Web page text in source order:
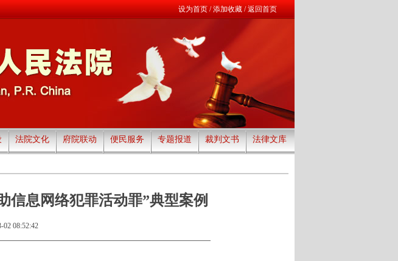
设为首页/添加收藏/返回首页
法院文化 府院联动 便民服务 专题报道 裁判文书 法律文库
信息网络犯罪活动罪”典型案例
08:52:42